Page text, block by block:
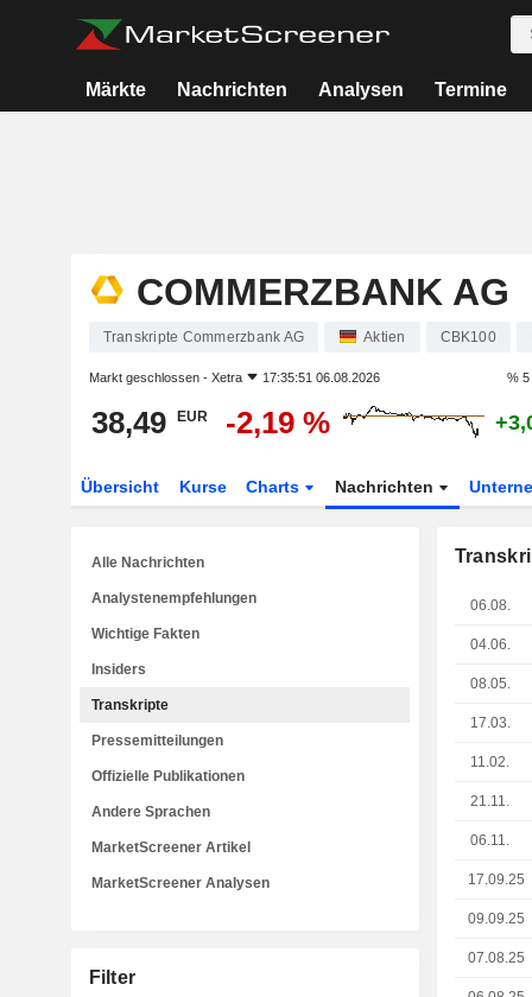
Märkte Nachrichten Analysen Termine
COMMERZBANK AG
Transkripte Commerzbank AG Aktien CBK100
Markt geschlossen - Xetra 17:35:51 06.08.2026 % 5
38,49 EUR -2,19 %
Übersicht Kurse Charts Nachrichten
06.08.
04.06.
08.05.
17.03.
11.02.
21.11.
06.11.
17.09.25
09.09.25
07.08.25
Alle Nachrichten
Analystenempfehlungen
Wichtige Fakten
Insiders
Transkripte
Pressemitteilungen
Offizielle Publikationen
Andere Sprachen
MarketScreener Artikel
MarketScreener Analysen
Filter